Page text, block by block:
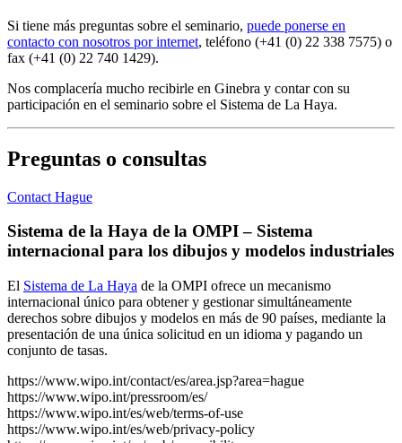
Si tiene más preguntas sobre el seminario, puede ponerse en
contacto con nosotros por internet, teléfono (+41 (0) 22 338 7575) o
fax (+41 (0) 22 740 1429).
Nos complacería mucho recibirle en Ginebra y contar con su
participación en el seminario sobre el Sistema de La Haya.
Preguntas o consultas
Contact Hague
Sistema de la Haya de la OMPI – Sistema
internacional para los dibujos y modelos industriales
El Sistema de La Haya de la OMPI ofrece un mecanismo
internacional único para obtener y gestionar simultáneamente
derechos sobre dibujos y modelos en más de 90 países, mediante la
presentación de una única solicitud en un idioma y pagando un
conjunto de tasas.
https://www.wipo.int/contact/es/area.jsp?area=hague
https://www.wipo.int/pressroom/es/
https://www.wipo.int/es/web/terms-of-use
https://www.wipo.int/es/web/privacy-policy